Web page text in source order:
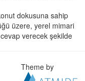
dokusuna sahip
üzere, yerel mimari
verecek şekilde
Theme by